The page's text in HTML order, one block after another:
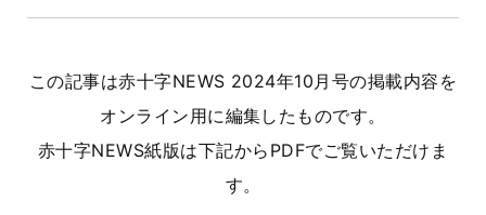
この記事は赤十字NEWS 2024年10月号の掲載内容を
オンライン用に編集したものです。
赤十字NEWS紙版は下記からPDFでご覧いただけま
す。